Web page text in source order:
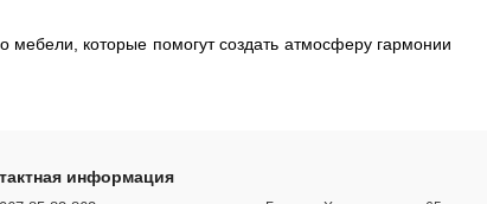
мебели, которые помогут создать атмосферу гармонии
информация